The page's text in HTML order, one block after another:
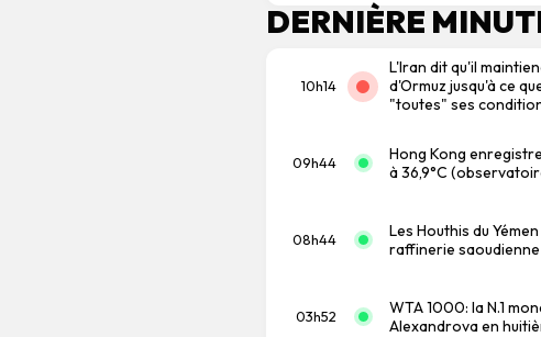
DERNIÈRE
10h14
L'Iran dit qu'il
d'Ormuz jusqu'à ce
"toutes" ses
09h44
Hong Kong
à 36,9°C
08h44
Les Houthis du
raffinerie saoudienne
03h52
WTA 1000: la N.1
Alexandrova en